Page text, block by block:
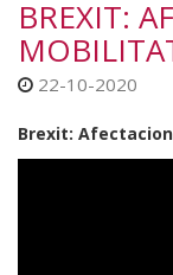
BREXIT:
22-10-2020
Brexit: